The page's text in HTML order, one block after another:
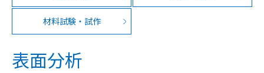
材料試験・試作
表面分析